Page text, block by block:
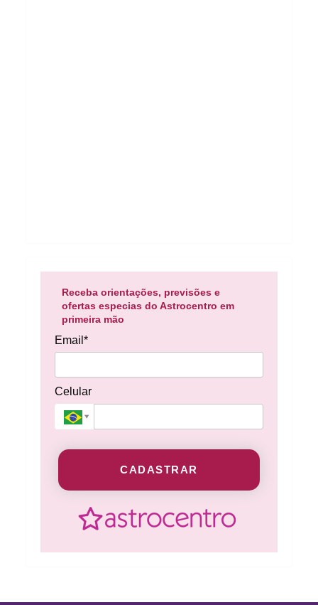
Receba orientações, previsões e
ofertas especias do Astrocentro em
primeira mão
Email*
Celular
CADASTRAR